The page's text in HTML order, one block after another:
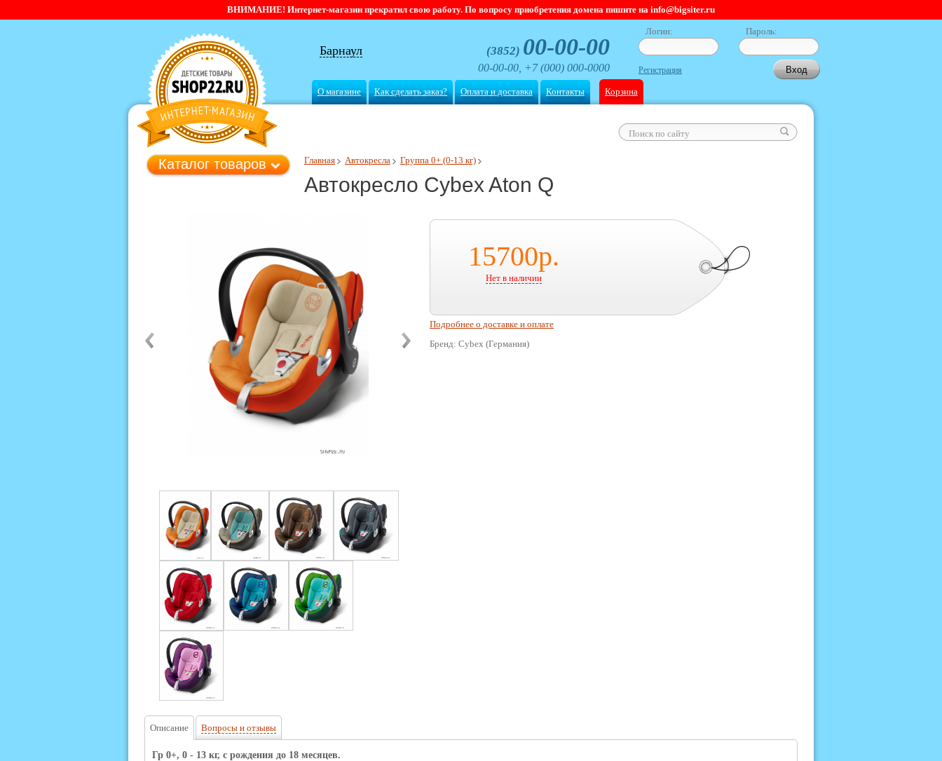
ВНИМАНИЕ! Интернет-магазин прекратил свою работу. По вопросу приобретения домена пишите на info@bigsiter.ru
Барнаул (3852) 00-00-00
00-00-00, +7 (000) 000-0000
Логин: Пароль:
Регистрация
О магазине Как сделать заказ? Оплата и доставка Контакты Корзина
Главная Автокресла Группа 0+ (0-13 кг)
Автокресло Cybex Aton Q
Каталог товаров
15700р.
Нет в наличии
Подробнее о доставке и оплате
Бренд: Cybex (Германия)
Описание Вопросы и отзывы
Гр 0+, 0 - 13 кг, с рождения до 18 месяцев.